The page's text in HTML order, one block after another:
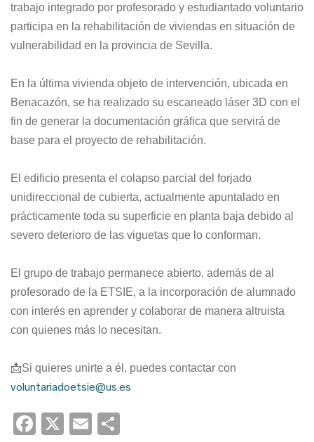
trabajo integrado por profesorado y estudiantado voluntario
participa en la rehabilitación de viviendas en situación de
vulnerabilidad en la provincia de Sevilla.
En la última vivienda objeto de intervención, ubicada en
Benacazón, se ha realizado su escaneado láser 3D con el
fin de generar la documentación gráfica que servirá de
base para el proyecto de rehabilitación.
El edificio presenta el colapso parcial del forjado
unidireccional de cubierta, actualmente apuntalado en
prácticamente toda su superficie en planta baja debido al
severo deterioro de las viguetas que lo conforman.
El grupo de trabajo permanece abierto, además de al
profesorado de la ETSIE, a la incorporación de alumnado
con interés en aprender y colaborar de manera altruista
con quienes más lo necesitan.
📩Si quieres unirte a él, puedes contactar con
voluntariadoetsie@us.es
Facebook
X Email